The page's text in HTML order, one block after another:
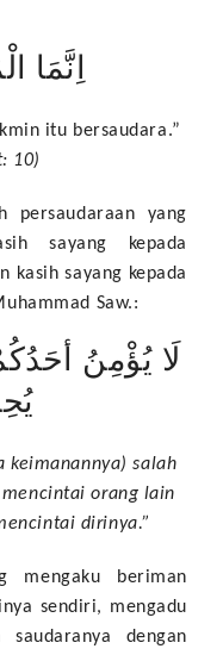
اِنَّمَا
itu bersaudara.”
10)
persaudaraan yang
sayang kepada
kasih sayang kepada
Saw.:
لَا يُؤْمِنُ
keimanannya) salah
orang lain
dirinya.”
mengaku beriman
sendiri, mengadu
dengan